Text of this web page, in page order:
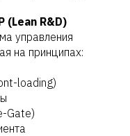
R&D)
управления
на принципах:
loading)
Gate)